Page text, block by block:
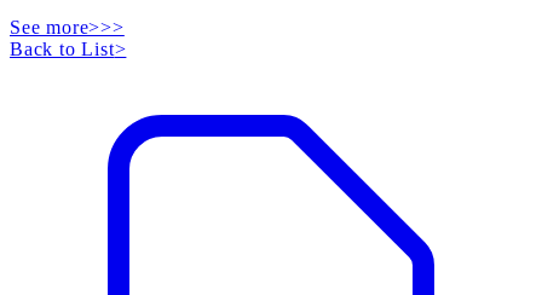
See more>>>
Back to List>